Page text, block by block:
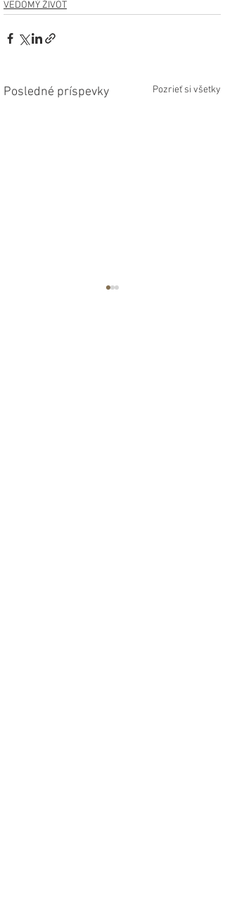
VEDOMÝ ŽIVOT
Posledné príspevky Pozrieť si všetky